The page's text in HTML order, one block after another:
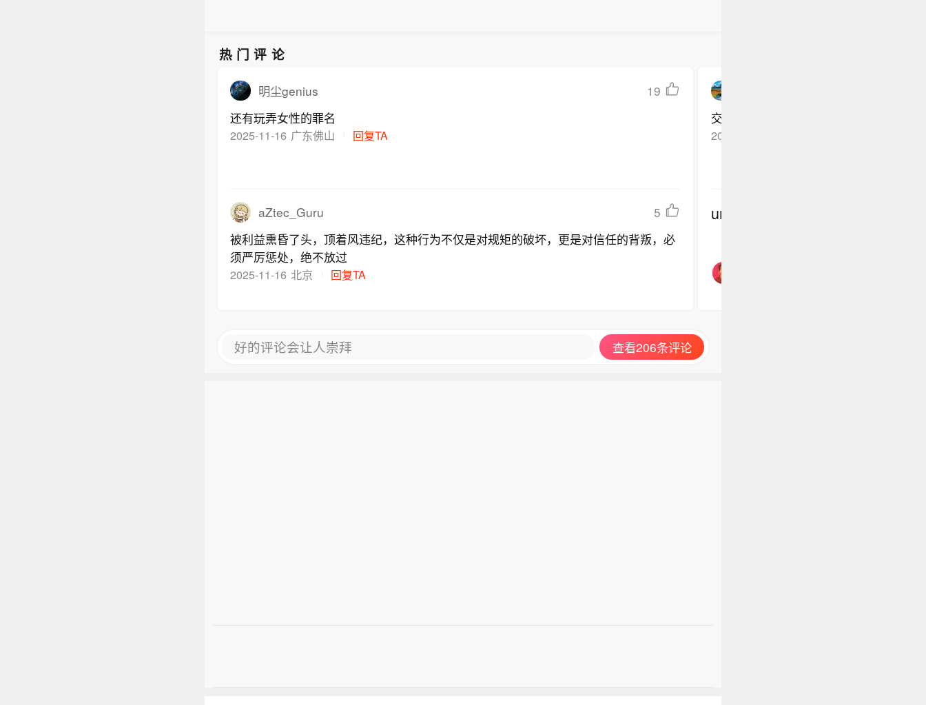
热门评论
明尘genius
19
还有玩弄女性的罪名
2025-11-16 广东佛山 回复TA
aZtec_Guru
5
被利益熏昏了头，顶着风违纪，这种行为不仅是对规矩的破坏，更是对信任的背叛，必
须严厉惩处，绝不放过
2025-11-16 北京 回复TA
交的钱不少，所以只定了三项，还是最轻
2025-11-16
undefined
好的评论会让人崇拜 查看206条评论